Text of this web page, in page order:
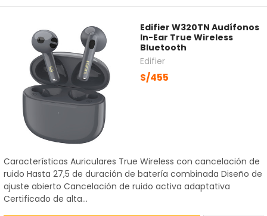
Edifier W320TN Audífonos
In-Ear True Wireless
Bluetooth
Edifier
S/455
Características Auriculares True Wireless con cancelación de
ruido Hasta 27,5 de duración de batería combinada Diseño de
ajuste abierto Cancelación de ruido activa adaptativa
Certificado de alta...